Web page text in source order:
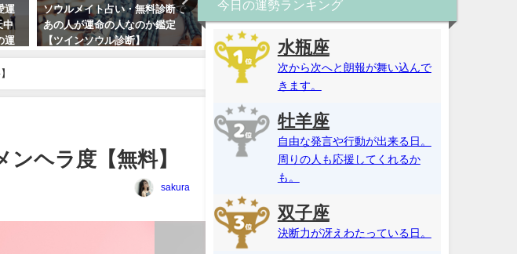
運
中
運
料
ソウルメイト占い・無料診断で
あの人が運命の人なのか鑑定
【ツインソウル診断】
姓名判断・彼との結婚相性は？
運命の人で縁はある？【当たる
無料占い】
パーセント診断！恋愛傾向
ヘラ度【無料】
sakura
今日の運勢ランキング
水瓶座
次から次へと朗報が舞い込んで
きます。
牡羊座
自由な発言や行動が出来る日。
周りの人も応援してくれるか
も。
双子座
決断力が冴えわたっている日。